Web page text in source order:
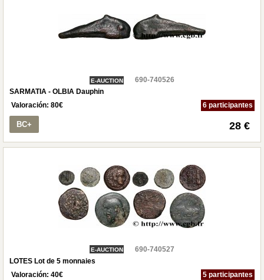
E-AUCTION
690-740526
SARMATIA - OLBIA Dauphin
Valoración: 80€ 6 participantes
BC+ 28 €
E-AUCTION
690-740527
LOTES Lot de 5 monnaies
Valoración: 40€ 5 participantes